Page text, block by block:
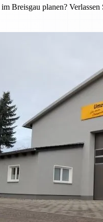
Breisgau planen?